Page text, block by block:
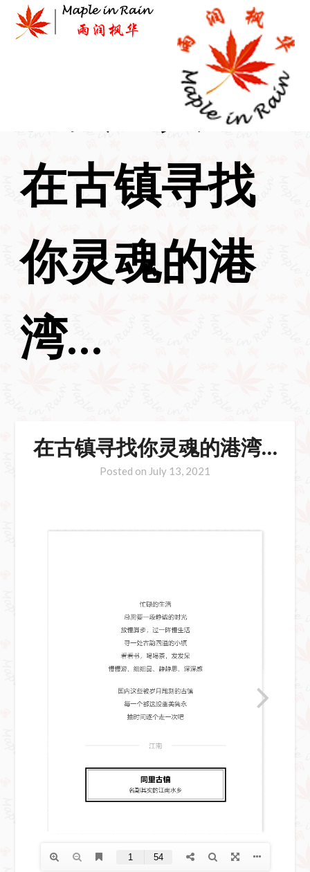
content
其它>
在古镇寻找
你灵魂的港
湾…
在古镇寻找你灵魂的港湾…
Posted on July 13, 2021